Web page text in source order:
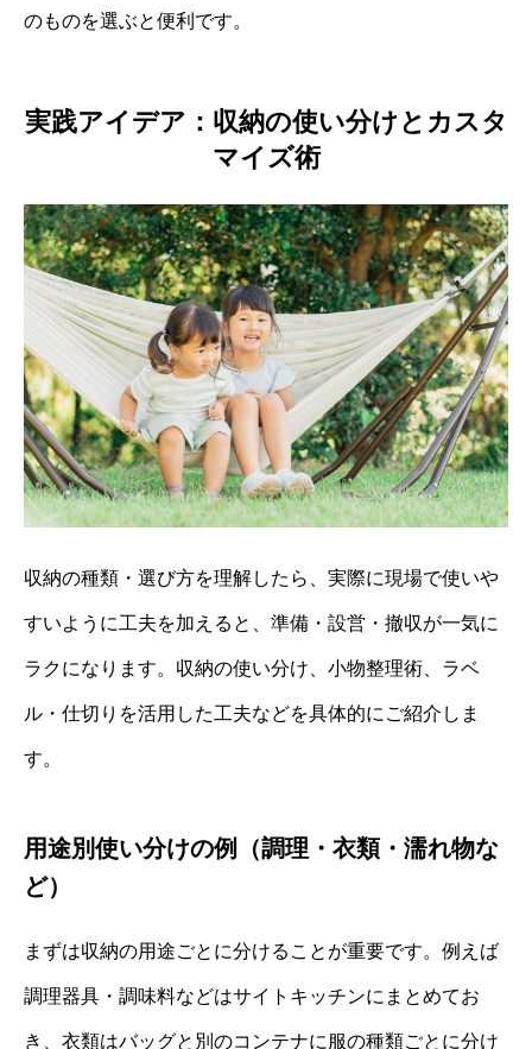
のものを選ぶと便利です。
実践アイデア：収納の使い分けとカスタ
マイズ術
収納の種類・選び方を理解したら、実際に現場で使いや
すいように工夫を加えると、準備・設営・撤収が一気に
ラクになります。収納の使い分け、小物整理術、ラベ
ル・仕切りを活用した工夫などを具体的にご紹介しま
す。
用途別使い分けの例（調理・衣類・濡れ物な
ど）
まずは収納の用途ごとに分けることが重要です。例えば
調理器具・調味料などはサイトキッチンにまとめてお
き、衣類はバッグと別のコンテナに服の種類ごとに分け